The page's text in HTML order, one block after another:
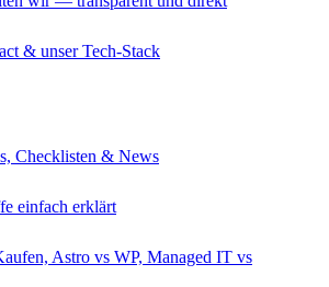
& unser Tech-Stack
Checklisten & News
einfach erklärt
Astro vs WP, Managed IT vs